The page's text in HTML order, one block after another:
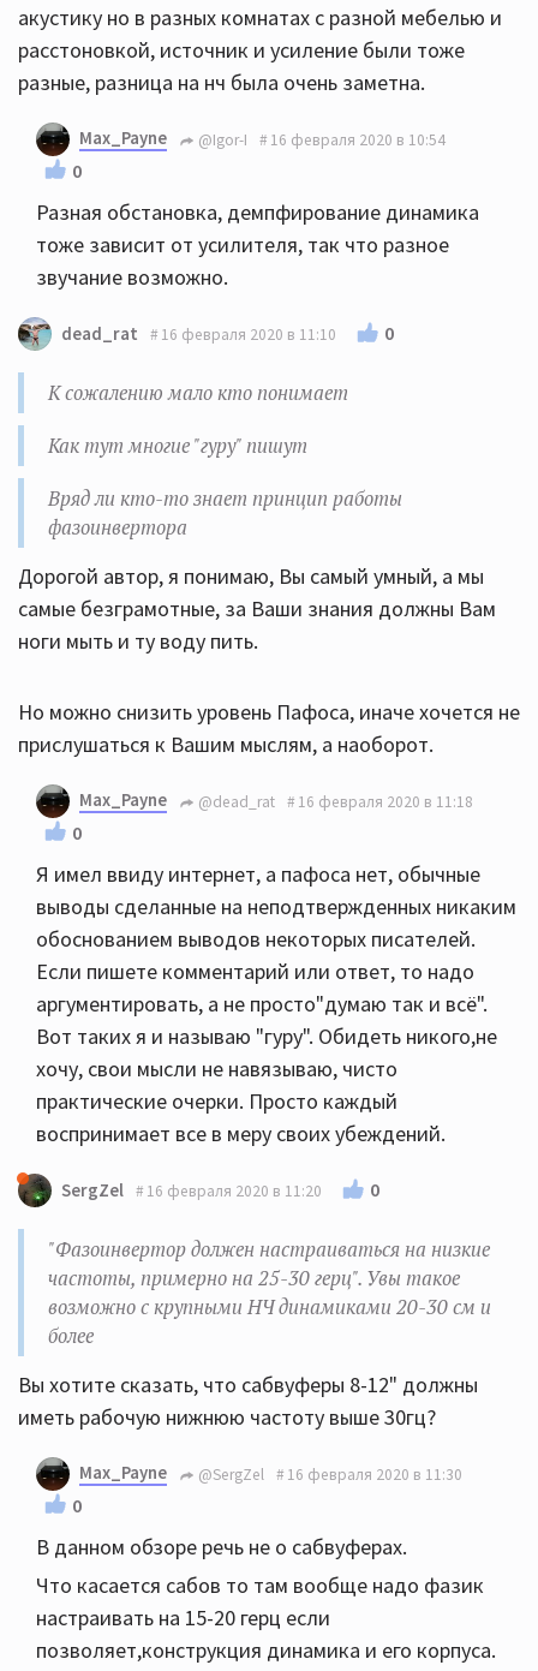
акустику но в разных комнатах с разной мебелью и
расстоновкой, источник и усиление были тоже
разные, разница на нч была очень заметна.
Max_Payne @Igor-I 16 февраля 2020 в 10:54
0
Разная обстановка, демпфирование динамика
тоже зависит от усилителя, так что разное
звучание возможно.
dead_rat 16 февраля 2020 в 11:10 0
К сожалению мало кто понимает
Как тут многие "гуру" пишут
Вряд ли кто-то знает принцип работы
фазоинвертора
Дорогой автор, я понимаю, Вы самый умный, а мы
самые безграмотные, за Ваши знания должны Вам
ноги мыть и ту воду пить.
Но можно снизить уровень Пафоса, иначе хочется не
прислушаться к Вашим мыслям, а наоборот.
Max_Payne @dead_rat 16 февраля 2020 в 11:18
0
Я имел ввиду интернет, а пафоса нет, обычные
выводы сделанные на неподтвержденных никаким
обоснованием выводов некоторых писателей.
Если пишете комментарий или ответ, то надо
аргументировать, а не просто"думаю так и всё".
Вот таких я и называю "гуру". Обидеть никого,не
хочу, свои мысли не навязываю, чисто
практические очерки. Просто каждый
воспринимает все в меру своих убеждений.
SergZel 16 февраля 2020 в 11:20 0
"Фазоинвертор должен настраиваться на низкие
частоты, примерно на 25-30 герц". Увы такое
возможно с крупными НЧ динамиками 20-30 см и
более
Вы хотите сказать, что сабвуферы 8-12" должны
иметь рабочую нижнюю частоту выше 30гц?
Max_Payne @SergZel 16 февраля 2020 в 11:30
0
В данном обзоре речь не о сабвуферах.
Что касается сабов то там вообще надо фазик
настраивать на 15-20 герц если
позволяет,конструкция динамика и его корпуса.